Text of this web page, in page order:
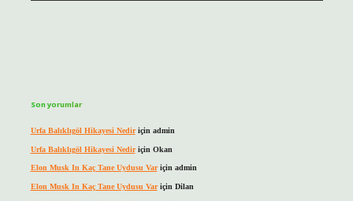
Son yorumlar
Urfa Balıklıgöl Hikayesi Nediriçin admin
Urfa Balıklıgöl Hikayesi Nediriçin Okan
Elon Musk In Kaç Tane Uydusu Variçin admin
Elon Musk In Kaç Tane Uydusu Variçin Dilan